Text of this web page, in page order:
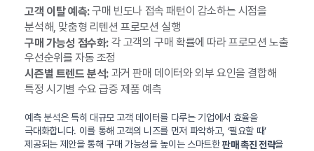
고객 이탈 예측:구매 빈도나 접속 패턴이 감소하는 시점을
분석해, 맞춤형 리텐션 프로모션 실행
구매 가능성 점수화:각 고객의 구매 확률에 따라 프로모션 노출
우선순위를 자동 조정
시즌별 트렌드 분석:과거 판매 데이터와 외부 요인을 결합해
특정 시기별 수요 급증 제품 예측
예측 분석은 특히 대규모 고객 데이터를 다루는 기업에서 효율을
극대화합니다. 이를 통해 고객의 니즈를 먼저 파악하고, ‘필요할 때’
제공되는 제안을 통해 구매 가능성을 높이는 스마트한판매 촉진 전략을